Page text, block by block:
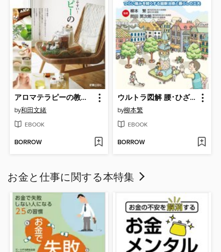
アロマテラピーの教科書
by和田文緒
EBOOK
BORROW
ウルトラ図解 腰･ひざの痛み
by柳本繁
EBOOK
BORROW
お金と仕事に関する本特集